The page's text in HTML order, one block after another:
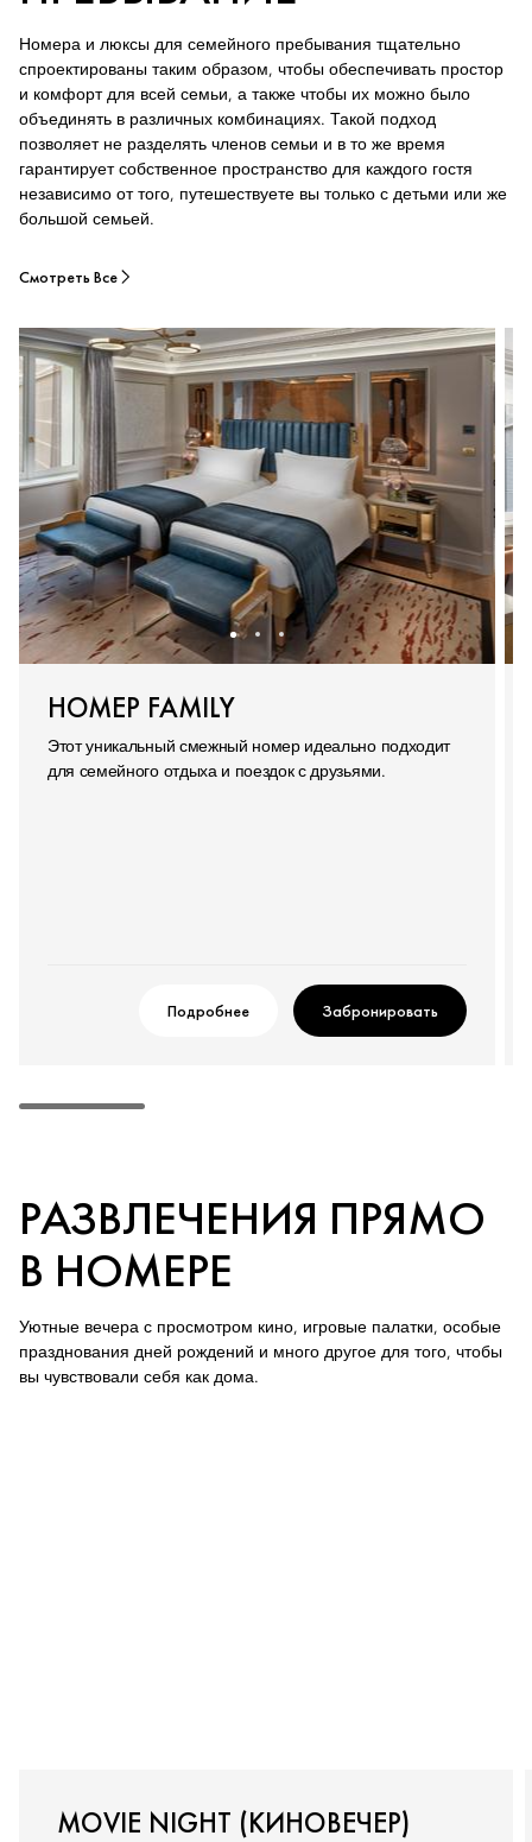
Номера и люксы для семейного пребывания тщательно
спроектированы таким образом, чтобы обеспечивать простор
и комфорт для всей семьи, а также чтобы их можно было
объединять в различных комбинациях. Такой подход
позволяет не разделять членов семьи и в то же время
гарантирует собственное пространство для каждого гостя
независимо от того, путешествуете вы только с детьми или же
большой семьей.
Смотреть Все
НОМЕР FAMILY
Этот уникальный смежный номер идеально подходит
для семейного отдыха и поездок с друзьями.
Подробнее Забронировать
РАЗВЛЕЧЕНИЯ ПРЯМО
В НОМЕРЕ
Уютные вечера с просмотром кино, игровые палатки, особые
празднования дней рождений и много другое для того, чтобы
вы чувствовали себя как дома.
MOVIE NIGHT (КИНОВЕЧЕР)